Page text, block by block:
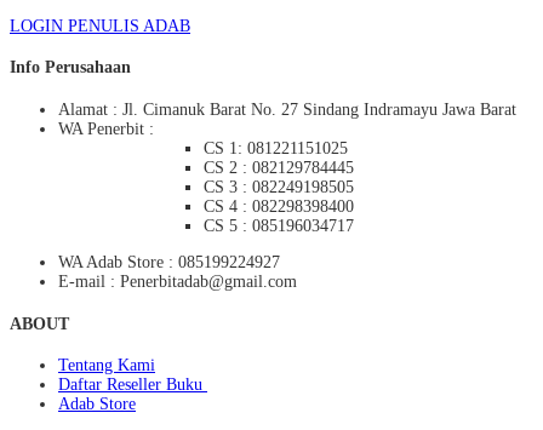
LOGIN PENULIS ADAB
Info Perusahaan
Alamat : Jl. Cimanuk Barat No. 27 Sindang Indramayu Jawa Barat
WA Penerbit :
CS 1: 081221151025
CS 2 : 082129784445
CS 3 : 082249198505
CS 4 : 082298398400
CS 5 : 085196034717
WA Adab Store : 085199224927
E-mail : Penerbitadab@gmail.com
ABOUT
Tentang Kami
Daftar Reseller Buku
Adab Store